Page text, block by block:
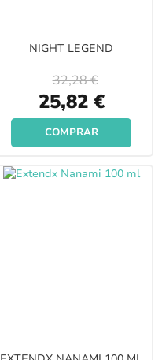
NIGHT LEGEND
Special
Price
25,82 €
32,28 €
COMPRAR